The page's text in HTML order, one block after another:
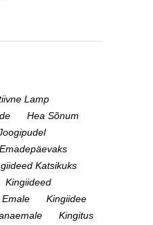
Lamp
Hea Sõnum
Katsikuks
Kingiideed
Kingiidee
Kingitus